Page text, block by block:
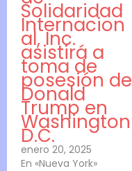
l
a
c
o
r
r
u
p
c
hace el licenciado
Plinio De…
Solidaridad
Internacion
al, Inc.
asistirá a
toma de
posesión de
Donald
Trump en
Washington
D.C.
enero 20, 2025
En «Nueva York»